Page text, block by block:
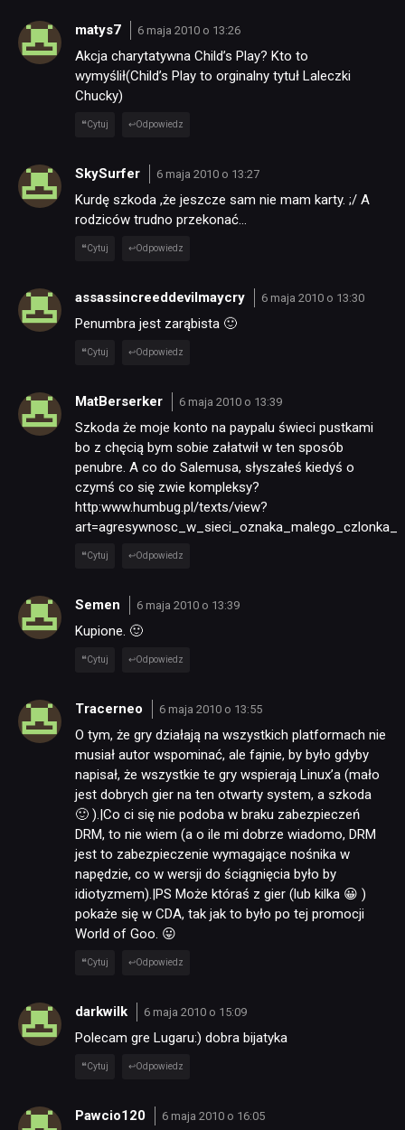
matys7 6 maja 2010 o 13:26
Akcja charytatywna Child’s Play? Kto to
wymyślił(Child’s Play to orginalny tytuł Laleczki
Chucky)
Cytuj Odpowiedz
SkySurfer 6 maja 2010 o 13:27
Kurdę szkoda ,że jeszcze sam nie mam karty. ;/ A
rodziców trudno przekonać…
Cytuj Odpowiedz
assassincreeddevilmaycry 6 maja 2010 o 13:30
Penumbra jest zarąbista 🙂
Cytuj Odpowiedz
MatBerserker 6 maja 2010 o 13:39
Szkoda że moje konto na paypalu świeci pustkami
bo z chęcią bym sobie załatwił w ten sposób
penubre. A co do Salemusa, słyszałeś kiedyś o
czymś co się zwie kompleksy?
http:www.humbug.pl/texts/view?
art=agresywnosc_w_sieci_oznaka_malego_czlonka_
Cytuj Odpowiedz
Semen 6 maja 2010 o 13:39
Kupione. 🙂
Cytuj Odpowiedz
Tracerneo 6 maja 2010 o 13:55
O tym, że gry działają na wszystkich platformach nie
musiał autor wspominać, ale fajnie, by było gdyby
napisał, że wszystkie te gry wspierają Linux’a (mało
jest dobrych gier na ten otwarty system, a szkoda
🙂 ).|Co ci się nie podoba w braku zabezpieczeń
DRM, to nie wiem (a o ile mi dobrze wiadomo, DRM
jest to zabezpieczenie wymagające nośnika w
napędzie, co w wersji do ściągnięcia było by
idiotyzmem).|PS Może któraś z gier (lub kilka 😀 )
pokaże się w CDA, tak jak to było po tej promocji
World of Goo. 😛
Cytuj Odpowiedz
darkwilk 6 maja 2010 o 15:09
Polecam gre Lugaru:) dobra bijatyka
Cytuj Odpowiedz
Pawcio120 6 maja 2010 o 16:05